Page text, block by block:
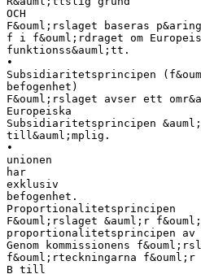
OCH
F&ouml;rslaget baseras
f i f&ouml;rdraget om
funktionss&auml;tt.
•
Subsidiaritetsprincipen
befogenhet)
F&ouml;rslaget avser ett
Europeiska
Subsidiaritetsprincipen
till&auml;mplig.
•
unionen
har
exklusiv
befogenhet.
Proportionalitetsprincipen
F&ouml;rslaget &auml;r
proportionalitetsprincipen av
Genom kommissionens
f&ouml;rteckningarna
B till